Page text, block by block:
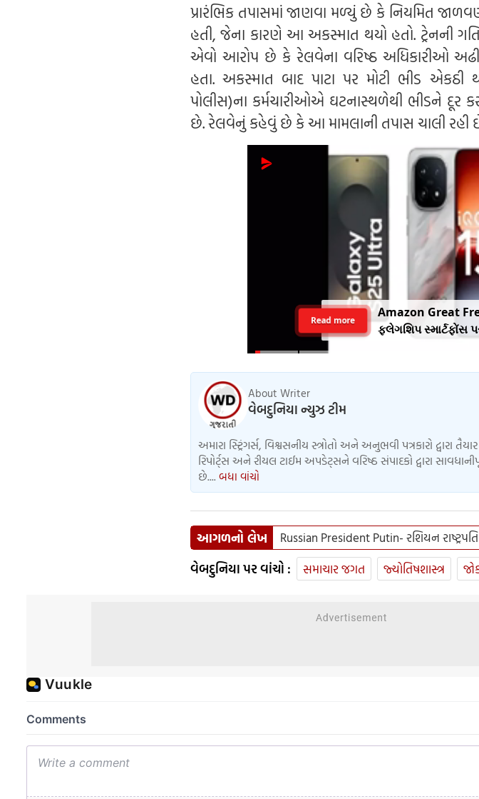
પ્રારંભિક તપાસમાં જાણવા મળ્યું છે કે નિયમિત
હતી, જેના કારણે આ અકસ્માત થયો હતો. ટ્રેનની
એવો આરોપ છે કે રેલવેના વરિષ્ઠ અધિકારીઓ
હતા. અકસ્માત બાદ પાટા પર મોટી ભીડ
પોલીસ)ના કર્મચારીઓએ ઘટનાસ્થળેથી ભીડને દૂર
છે. રેલવેનું કહેવું છે કે આ મામલાની તપાસ ચાલી રહી
Amazon Great
ફ્લેગશિપ સ્માર્ટફોંસ
Read more
About Writer
વેબદુનિયા ન્યુઝ ટીમ
અમારા સ્ટ્રિંગર્સ, વિશ્વસનીય સ્ત્રોતો અને અનુભવી પત્રકારો દ્વારા
રિપોર્ટ્સ અને રીયલ ટાઈમ અપડેટ્સને વરિષ્ઠ સંપાદકો દ્વારા
છે.... બધા વાંચો
આગળનો લેખ Russian President Putin- રશિયન
વેબદુનિયા પર વાંચો : સમાચાર જગત જ્યોતિષશાસ્ત્ર